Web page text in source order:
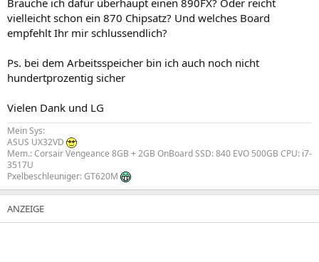
vielleicht schon ein 870 Chipsatz? Und welches Board
empfehlt Ihr mir schlussendlich?
Ps. bei dem Arbeitsspeicher bin ich auch noch nicht
hundertprozentig sicher
Vielen Dank und LG
Mein Sys:
ASUS UX32VD
Mem.: Corsair Vengeance 8GB + 2GB OnBoard SSD: 840 EVO 500GB CPU: i7-
3517U
Pxelbeschleuniger: GT620M